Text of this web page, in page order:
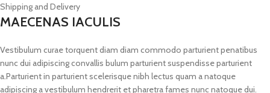
Shipping and Delivery
MAECENAS IACULIS
Vestibulum curae torquent diam diam commodo parturient penatibus
nunc dui adipiscing convallis bulum parturient suspendisse parturient
a.Parturient in parturient scelerisque nibh lectus quam a natoque
adipiscing a vestibulum hendrerit et pharetra fames nunc natoque dui.